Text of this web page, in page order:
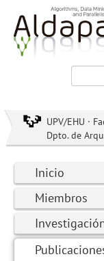
UPV/EHU ·
Dpto. de
Inicio
Miembros